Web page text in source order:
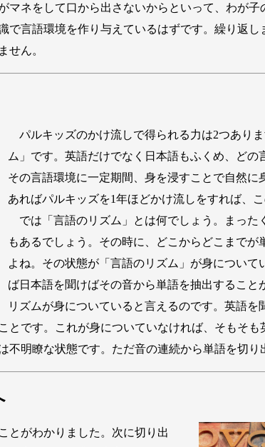
マネをして口から出さないからといって、わが
で言語環境を作り与えているはずです。繰り返
せん。
パルキッズのかけ流しで得られる力は2つあり
ム」です。英語だけでなく日本語もふくめ、ど
その言語環境に一定期間、身を浸すことで自然
あればパルキッズを1年ほどかけ流しをすれば、
では「言語のリズム」とは何でしょう。まった
もあるでしょう。その時に、どこからどこまで
よね。その状態が「言語のリズム」が身につい
ば日本語を聞けばその音から単語を抽出するこ
リズムが身についていると言えるのです。英語を
とです。これが身についていなければ、そもそも
明瞭な状態です。ただ音の連続から単語を切り
とがわかりました。次に切り出